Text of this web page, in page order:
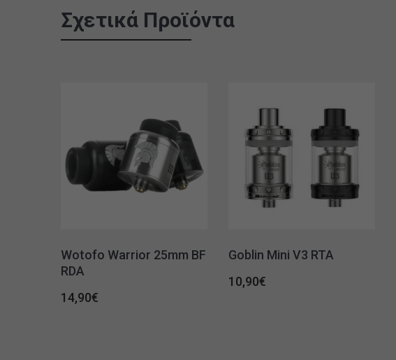
Σχετικά Προϊόντα
Wotofo Warrior 25mm BF
RDA
14,90€
Goblin Mini V3 RTA
10,90€